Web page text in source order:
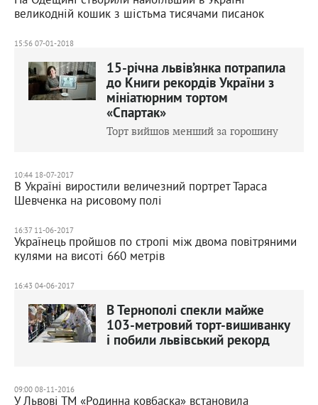
великодній кошик з шістьма тисячами писанок
15:56 07-01-2018
15-річна львів’янка потрапила
до Книги рекордів України з
мініатюрним тортом
«Спартак»
Торт вийшов менший за горошину
10:44 18-07-2017
В Україні виростили величезний портрет Тараса
Шевченка на рисовому полі
16:37 11-06-2017
Українець пройшов по стропі між двома повітряними
кулями на висоті 660 метрів
16:43 04-06-2017
В Тернополі спекли майже
103-метровий торт-вишиванку
і побили львівський рекорд
09:00 08-11-2016
У Львові ТМ «Родинна ковбаска» встановила